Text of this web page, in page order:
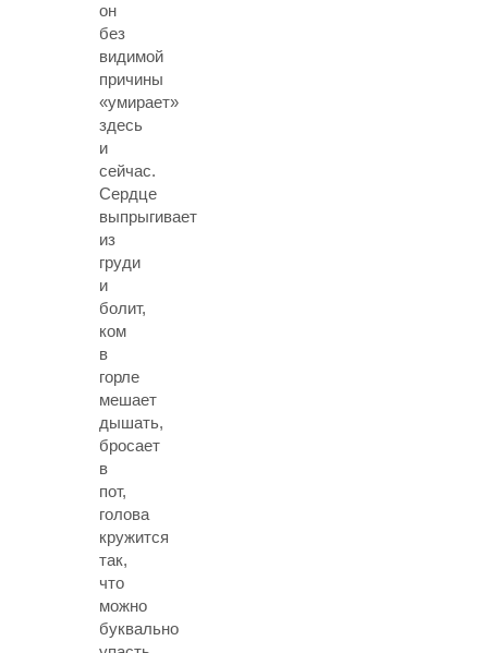
он
без
видимой
причины
«умирает»
здесь
и
сейчас.
Сердце
выпрыгивает
из
груди
и
болит,
ком
в
горле
мешает
дышать,
бросает
в
пот,
голова
кружится
так,
что
можно
буквально